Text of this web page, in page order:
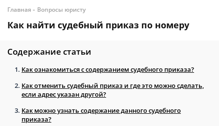
Главная - Вопросы юристу
Как найти судебный приказ по номеру
Содержание статьи
Как ознакомиться с содержанием судебного приказа?
Как отменить судебный приказ и где это можно сделать,
если адрес указан другой?
Как можно узнать содержание данного судебного
приказа?